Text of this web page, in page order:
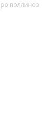
поллиноз